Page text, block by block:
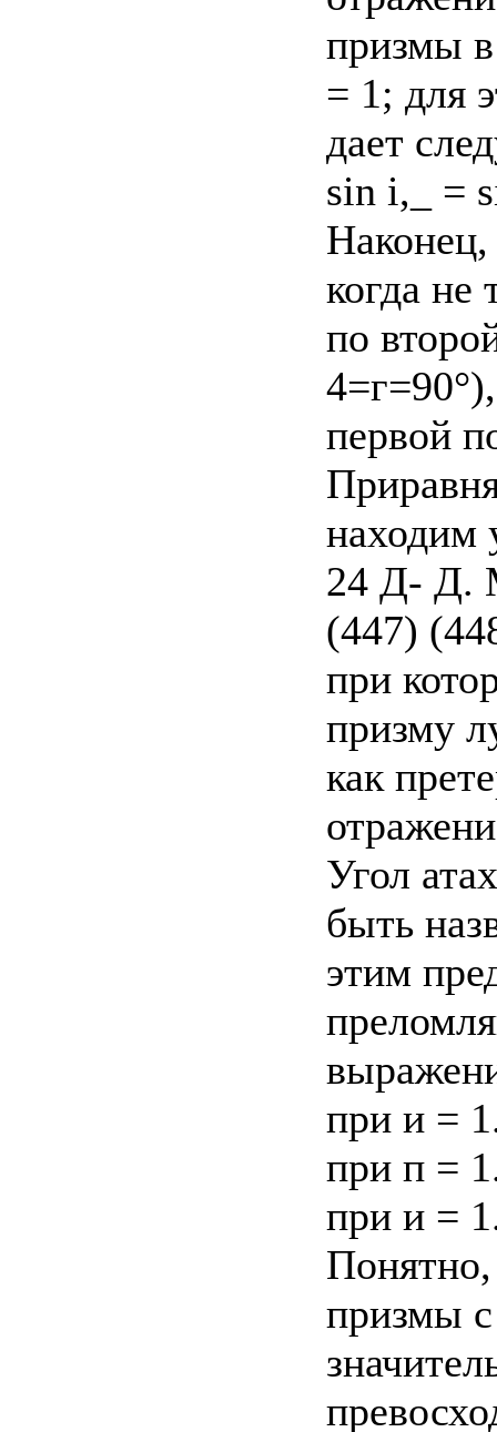
призмы в
= 1; для
дает
sin i,_ =
когда не
по
первой
находим
24 Д- Д.
(447)
при
призму
как
Угол
быть
этим
при и =
при п =
при и =
Понятно,
призмы